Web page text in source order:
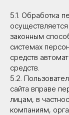
5.1. Обработка
законным
системах
средств
средств.
5.2.
сайта вправе
лицам, в
компаниям,